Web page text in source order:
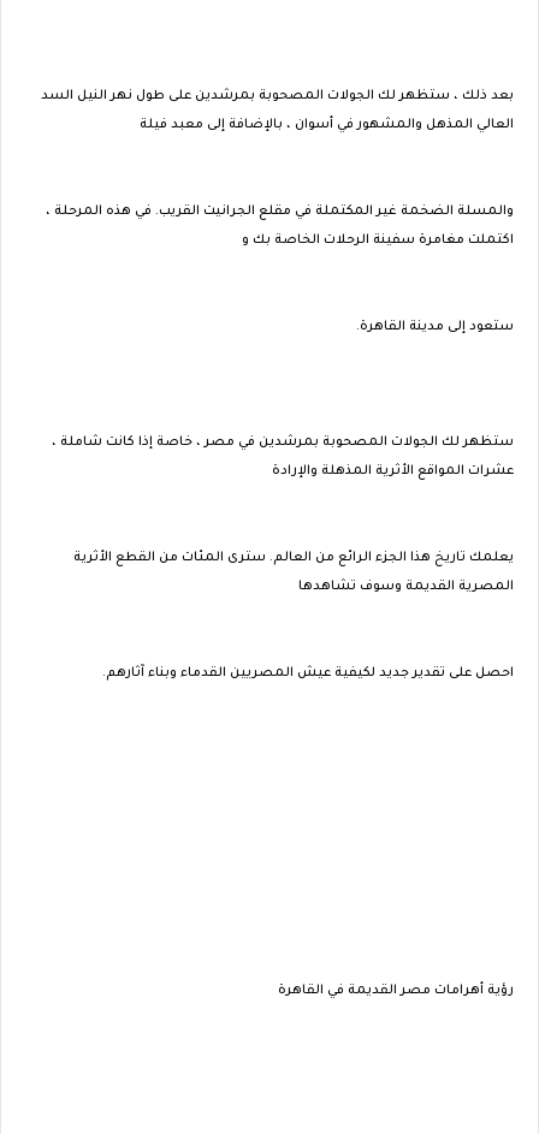
بعد ذلك ، ستظهر لك الجولات المصحوبة بمرشدين على طول نهر النيل السد
العالي المذهل والمشهور في أسوان ، بالإضافة إلى معبد فيلة
والمسلة الضخمة غير المكتملة في مقلع الجرانيت القريب. في هذه المرحلة ،
اكتملت مغامرة سفينة الرحلات الخاصة بك و
ستعود إلى مدينة القاهرة.
ستظهر لك الجولات المصحوبة بمرشدين في مصر ، خاصة إذا كانت شاملة ،
عشرات المواقع الأثرية المذهلة والإرادة
يعلمك تاريخ هذا الجزء الرائع من العالم. سترى المئات من القطع الأثرية
المصرية القديمة وسوف تشاهدها
احصل على تقدير جديد لكيفية عيش المصريين القدماء وبناء آثارهم.
رؤية أهرامات مصر القديمة في القاهرة